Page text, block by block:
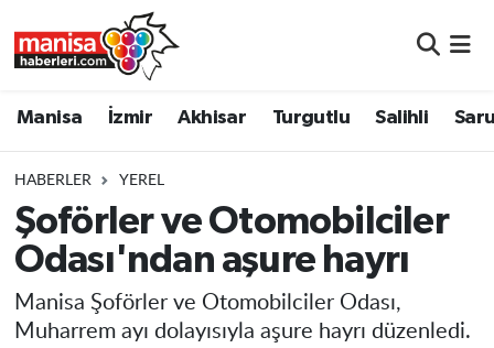
Manisa İzmir Akhisar Turgutlu Salihli
HABERLER YEREL
Şoförler ve Otomobilciler
Odası'ndan aşure hayrı
Manisa Şoförler ve Otomobilciler Odası,
Muharrem ayı dolayısıyla aşure hayrı düzenledi.
Turgutlu
Salihli
Manisa Nöbetçi Eczaneler
Manisa Trafik Yoğunluk Haritası
Süper Lig Puan Durumu ve Fikstür